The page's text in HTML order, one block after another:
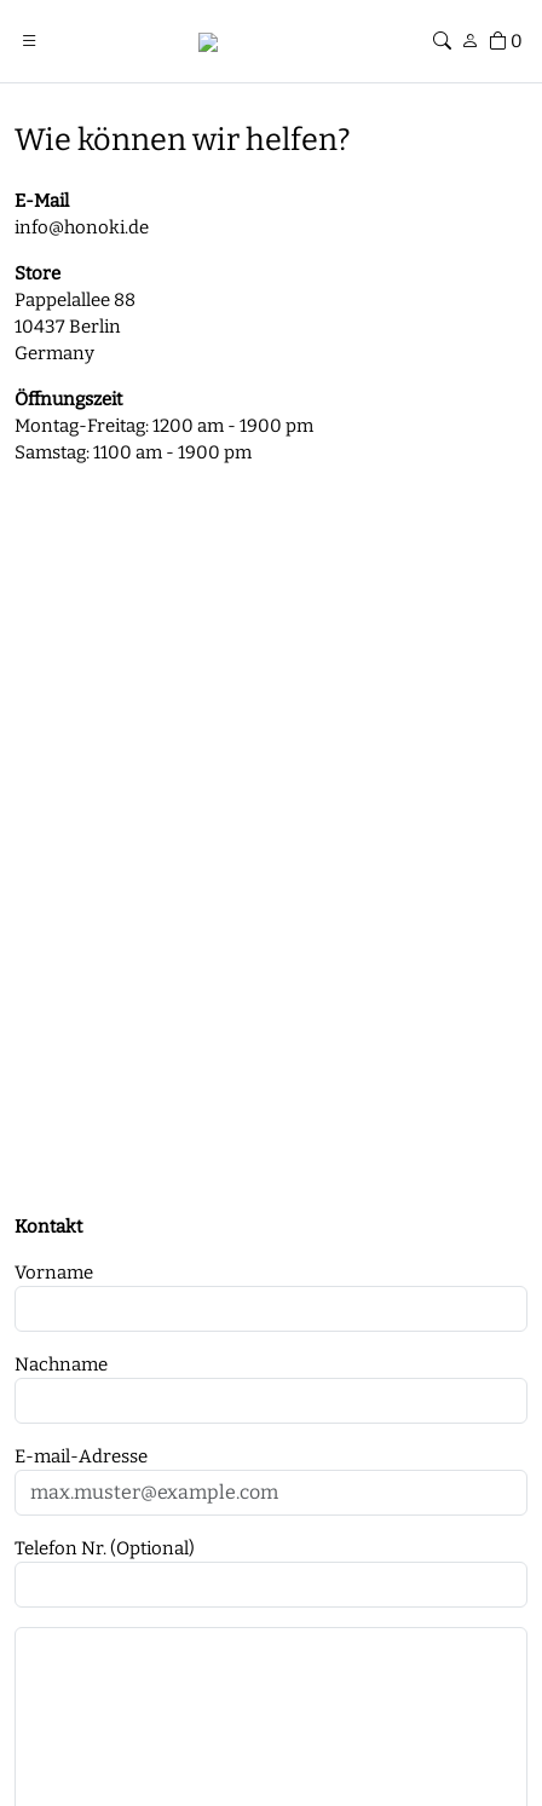
0
Wie können wir helfen?
E-Mail
info@honoki.de
Store
Pappelallee 88
10437 Berlin
Germany
Öffnungszeit
Montag-Freitag: 1200 am - 1900 pm
Samstag: 1100 am - 1900 pm
Kontakt
Vorname
Nachname
E-mail-Adresse
Telefon Nr. (Optional)